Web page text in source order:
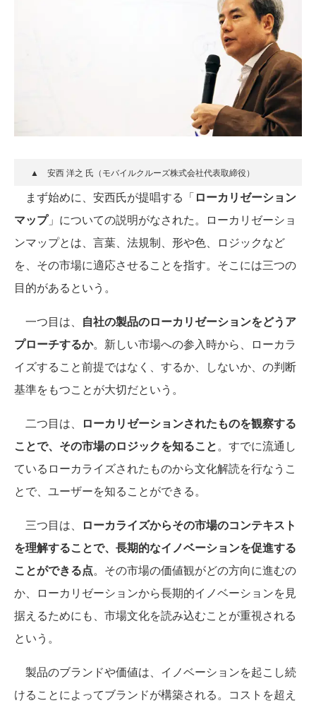
▲ 安西 洋之 氏（モバイルクルーズ株式会社代表取締役）
まず始めに、安西氏が提唱する「ローカリゼーション
マップ」についての説明がなされた。ローカリゼーショ
ンマップとは、言葉、法規制、形や色、ロジックなど
を、その市場に適応させることを指す。そこには三つの
目的があるという。
一つ目は、 自社の製品のローカリゼーションをどうア
プローチするか。新しい市場への参入時から、ローカラ
イズすること前提ではなく、するか、しないか、の判断
基準をもつことが大切だという。
二つ目は、
ローカリゼーションされたものを観察する
ことで、その市場のロジックを知ること。すでに流通し
ているローカライズされたものから文化解読を行なうこ
とで、ユーザーを知ることができる。
三つ目は、
ローカライズからその市場のコンテキスト
を理解することで、長期的なイノベーションを促進する
ことができる点。その市場の価値観がどの方向に進むの
か、ローカリゼーションから長期的イノベーションを見
据えるためにも、市場文化を読み込むことが重視される
という。
製品のブランドや価値は、イノベーションを起こし続
けることによってブランドが構築される。コストを超え